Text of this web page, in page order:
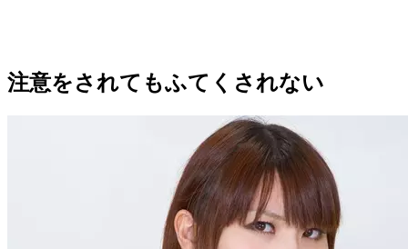
注意をされてもふてくされない